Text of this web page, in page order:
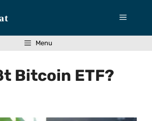
Menü
Menu
Bitcoin ETF?